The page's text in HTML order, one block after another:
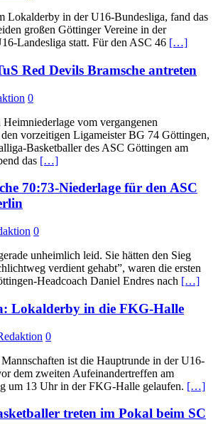
Lokalderby in der U16-Bundesliga, fand das
großen Göttinger Vereine in der
Landesliga statt. Für den ASC 46 […]
Red Devils Bramsche antreten
0
vom vergangenen
vorzeitigen Ligameister BG 74 Göttingen,
Basketballer des ASC Göttingen am
das […]
70:73-Niederlage für den ASC
0
unheimlich leid. Sie hätten den Sieg
verdient gehabt”, waren die ersten
Headcoach Daniel Endres nach […]
Lokalderby in die FKG-Halle
0
ist die Hauptrunde in der U16-
dem zweiten Aufeinandertreffen am
um 13 Uhr in der FKG-Halle gelaufen. […]
treten im Pokal beim SC